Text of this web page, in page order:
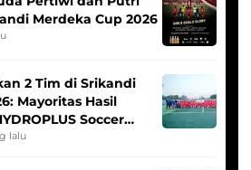
Merdeka Cup 2026
2 Tim di Srikandi
Mayoritas Hasil
Soccer
lalu